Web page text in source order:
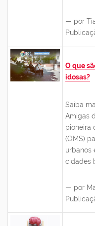
— por
O que
idosas?
Saiba
Amigas
pioneira
(OMS)
urbanos
cidades
— por